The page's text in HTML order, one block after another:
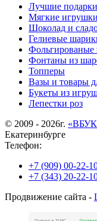
Лучшие подарки
Мягкие игрушки
Шоколад и
Гелиевые
Фонтаны из
Топперы
Вазы и товары
Букеты из
Лепестки роз
© 2009 - 2026г.
Екатеринбурге
Телефон:
+7 (909) 00-22-
+7 (343) 20-22-
Продвижение сайта -